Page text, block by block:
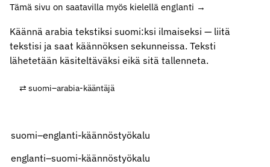
Tämä sivu on saatavilla myös kielellä englanti →
Käännä arabia tekstiksi suomi:ksi ilmaiseksi — liitä
tekstisi ja saat käännöksen sekunneissa. Teksti
lähetetään käsiteltäväksi eikä sitä tallenneta.
⇄ suomi–arabia-kääntäjä
suomi–englanti-käännöstyökalu
englanti–suomi-käännöstyökalu